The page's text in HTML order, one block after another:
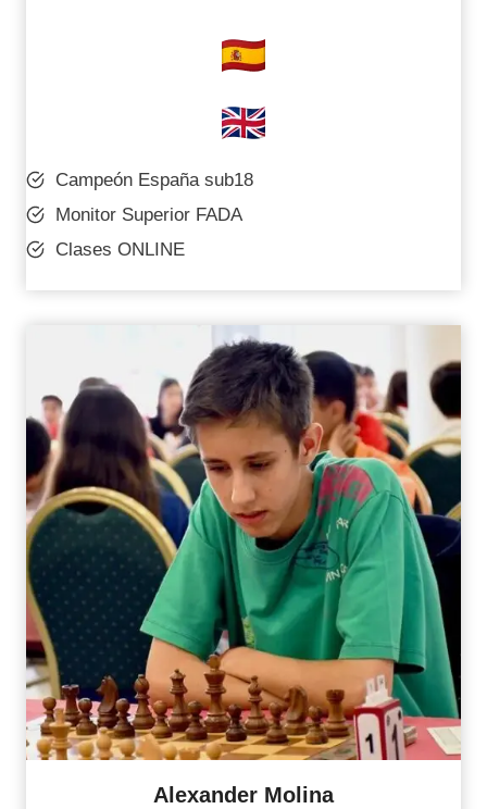
Campeón España sub18
Monitor Superior FADA
Clases ONLINE
Alexander Molina